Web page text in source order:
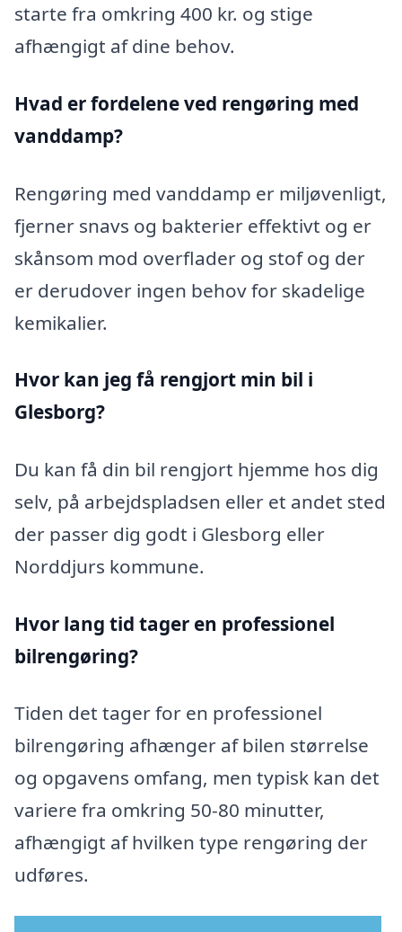
starte fra omkring 400 kr. og stige
afhængigt af dine behov.
Hvad er fordelene ved rengøring med
vanddamp?
Rengøring med vanddamp er miljøvenligt,
fjerner snavs og bakterier effektivt og er
skånsom mod overflader og stof og der
er derudover ingen behov for skadelige
kemikalier.
Hvor kan jeg få rengjort min bil i
Glesborg?
Du kan få din bil rengjort hjemme hos dig
selv, på arbejdspladsen eller et andet sted
der passer dig godt i Glesborg eller
Norddjurs kommune.
Hvor lang tid tager en professionel
bilrengøring?
Tiden det tager for en professionel
bilrengøring afhænger af bilen størrelse
og opgavens omfang, men typisk kan det
variere fra omkring 50-80 minutter,
afhængigt af hvilken type rengøring der
udføres.